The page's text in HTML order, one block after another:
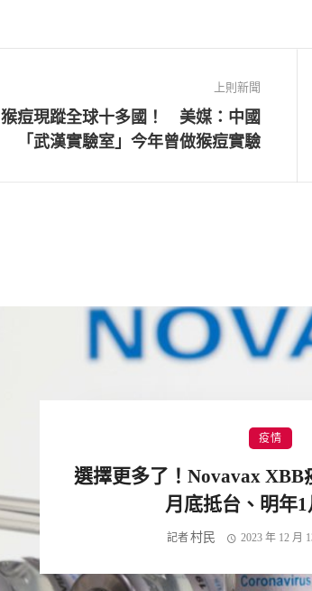
上則新聞
猴痘現蹤全球十多國！ 美媒：中國
「武漢實驗室」今年曾做猴痘實驗
疫情
選擇更多了！Novavax
月底抵台、明年
記者村民 2023 年 12 月